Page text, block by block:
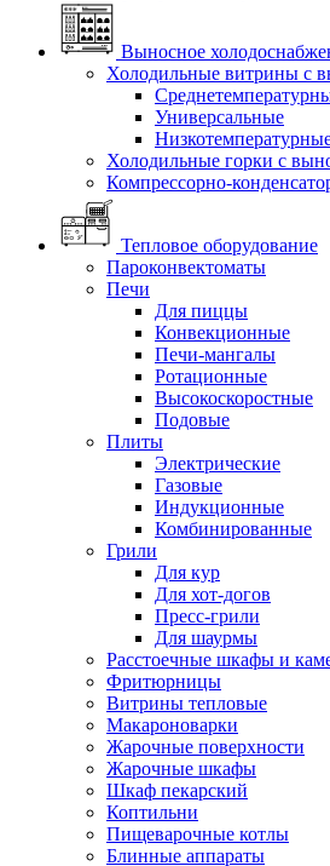
Выносное
Холодильные витрины с
Универсальные
Холодильные горки с
Компрессорно-
Тепловое оборудование
Пароконвектоматы
Печи
Для пиццы
Конвекционные
Печи-мангалы
Ротационные
Высокоскоростные
Подовые
Плиты
Электрические
Газовые
Индукционные
Комбинированные
Грили
Для кур
Для хот-догов
Пресс-грили
Для шаурмы
Расстоечные шкафы и
Фритюрницы
Витрины тепловые
Макароноварки
Жарочные поверхности
Жарочные шкафы
Шкаф пекарский
Коптильни
Пищеварочные котлы
Блинные аппараты